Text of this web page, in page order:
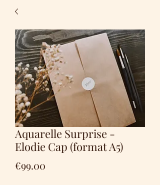
Aquarelle Surprise -
Elodie Cap (format A5)
€99.00